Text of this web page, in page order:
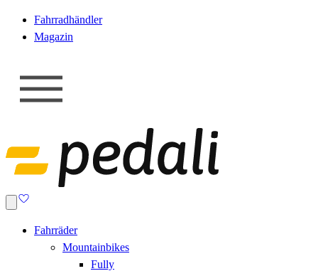
Fahrradhändler
Magazin
Fahrräder
Mountainbikes
Fully